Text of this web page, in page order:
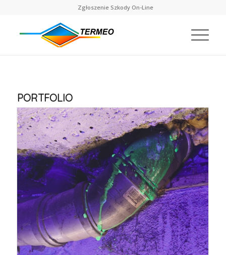
Zgłoszenie Szkody On-Line
PORTFOLIO